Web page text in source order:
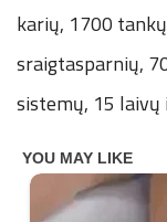
karių, 1700
sraigtasparnių,
sistemų, 15